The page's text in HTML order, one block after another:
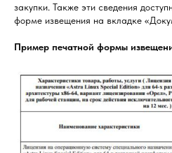
закупки. Также эти сведения
форме извещения на вкладке
Пример печатной формы